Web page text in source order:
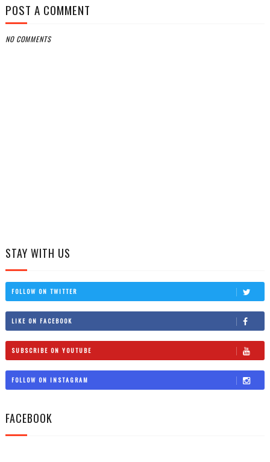
POST A COMMENT
NO COMMENTS
STAY WITH US
FOLLOW ON TWITTER
LIKE ON FACEBOOK
SUBSCRIBE ON YOUTUBE
FOLLOW ON INSTAGRAM
FACEBOOK